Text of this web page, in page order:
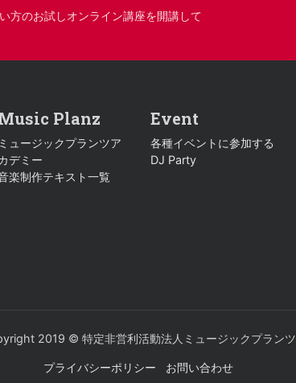
方のお試しオンライン講座を開講して
Planz
ミュージックプランツア
デミー
楽制作テキスト一覧
Event
各種イベントに参加する
DJ Party
2019 © 特定非営利活動法人ミュージックプランツ
プライバシーポリシー お問い合わせ